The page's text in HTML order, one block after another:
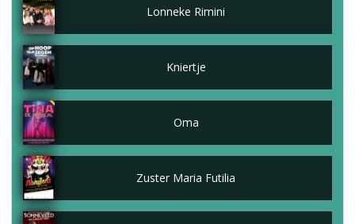
Lonneke Rimini
Kniertje
Oma
Zuster Maria Futilia